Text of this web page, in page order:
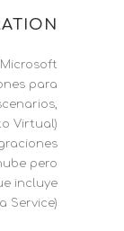
para
Virtual)
pero
incluye
Service)